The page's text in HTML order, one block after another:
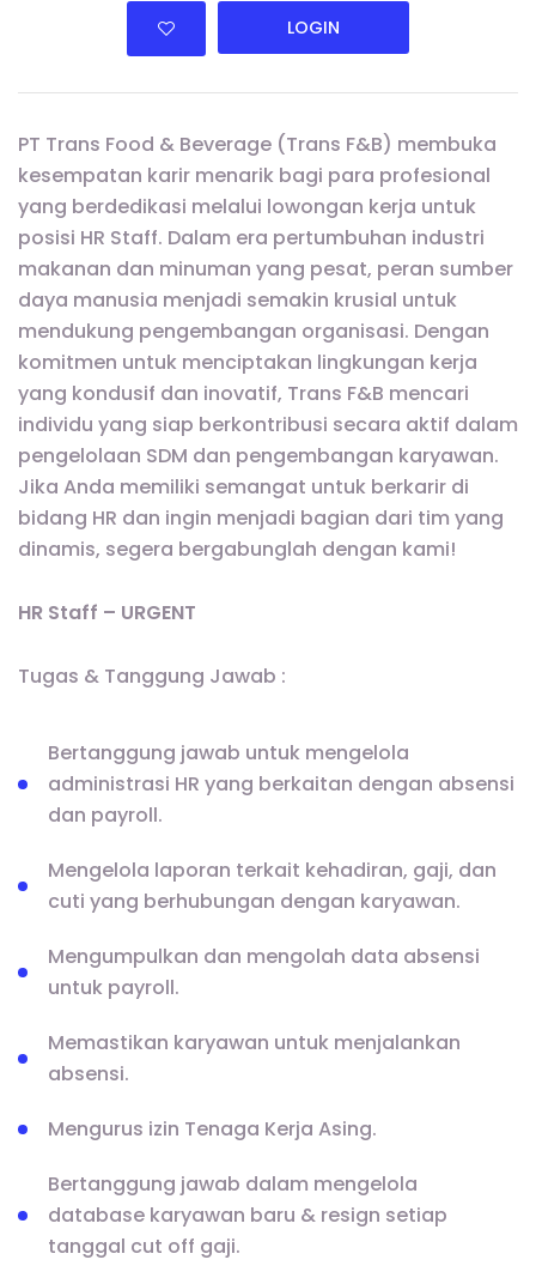
LOGIN
PT Trans Food & Beverage (Trans F&B) membuka
kesempatan karir menarik bagi para profesional
yang berdedikasi melalui lowongan kerja untuk
posisi HR Staff. Dalam era pertumbuhan industri
makanan dan minuman yang pesat, peran sumber
daya manusia menjadi semakin krusial untuk
mendukung pengembangan organisasi. Dengan
komitmen untuk menciptakan lingkungan kerja
yang kondusif dan inovatif, Trans F&B mencari
individu yang siap berkontribusi secara aktif dalam
pengelolaan SDM dan pengembangan karyawan.
Jika Anda memiliki semangat untuk berkarir di
bidang HR dan ingin menjadi bagian dari tim yang
dinamis, segera bergabunglah dengan kami!
HR Staff – URGENT
Tugas & Tanggung Jawab :
Bertanggung jawab untuk mengelola
administrasi HR yang berkaitan dengan absensi
dan payroll.
Mengelola laporan terkait kehadiran, gaji, dan
cuti yang berhubungan dengan karyawan.
Mengumpulkan dan mengolah data absensi
untuk payroll.
Memastikan karyawan untuk menjalankan
absensi.
Mengurus izin Tenaga Kerja Asing.
Bertanggung jawab dalam mengelola
database karyawan baru & resign setiap
tanggal cut off gaji.